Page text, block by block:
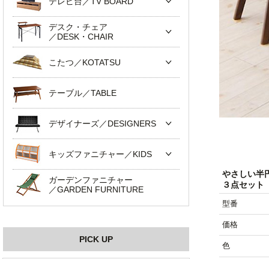
やさしい半
３点セット
型番
価格
色
デスク・チェア
／DESK・CHAIR
こたつ／KOTATSU
テーブル／TABLE
デザイナーズ／DESIGNERS
キッズファニチャー／KIDS
ガーデンファニチャー
／GARDEN FURNITURE
PICK UP